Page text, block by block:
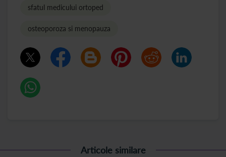
sfatul medicului ortoped
osteoporoza si menopauza
Articole similare